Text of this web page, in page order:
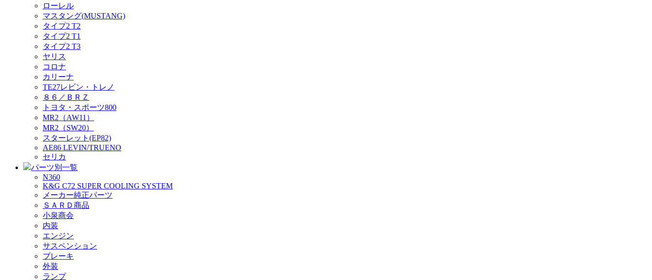
ローレル
マスタング(MUSTANG)
タイプ2 T2
タイプ2 T1
タイプ2 T3
ヤリス
コロナ
カリーナ
TE27レビン・トレノ
８６／ＢＲＺ
トヨタ・スポーツ800
MR2（AW11）
MR2（SW20）
スターレット(EP82)
AE86 LEVIN/TRUENO
セリカ
パーツ別一覧
N360
K&G C72 SUPER COOLING SYSTEM
メーカー純正パーツ
ＳＡＲＤ商品
小泉商会
内装
エンジン
サスペンション
ブレーキ
外装
ランプ